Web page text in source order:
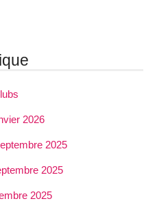
2026
2025
2025
2025